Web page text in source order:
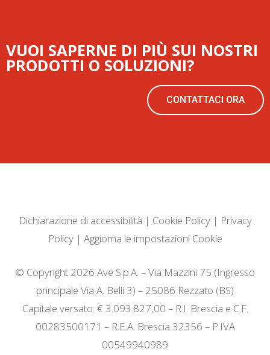
VUOI SAPERNE DI PIÙ SUI NOSTRI
PRODOTTI O SOLUZIONI?
CONTATTACI ORA
Dichiarazione di accessibilità | Cookie Policy| Privacy
Policy| Aggiorna le impostazioni Cookie
© Copyright 2026 Ave S.p.A. – Via Mazzini 75 (Ingresso
principale Via A. Belli 3) – 25086 Rezzato (BS)
Capitale versato: € 3.093.827,00 – R.I. Brescia e C.F.
00283500171 – R.E.A. Brescia 32356 – P.IVA
00549940989